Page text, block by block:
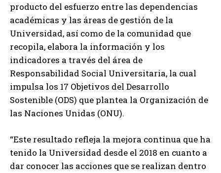
producto del esfuerzo entre las dependencias
académicas y las áreas de gestión de la
Universidad, así como de la comunidad que
recopila, elabora la información y los
indicadores a través del área de
Responsabilidad Social Universitaria, la cual
impulsa los 17 Objetivos del Desarrollo
Sostenible (ODS) que plantea la Organización de
las Naciones Unidas (ONU).
“Este resultado refleja la mejora continua que ha
tenido la Universidad desde el 2018 en cuanto a
dar conocer las acciones que se realizan dentro